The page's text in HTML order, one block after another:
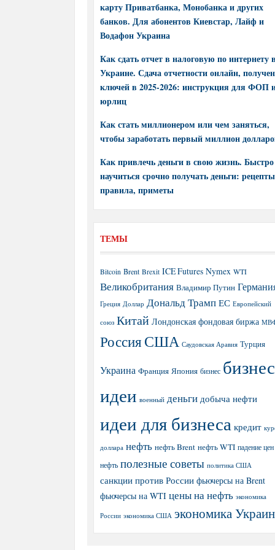
карту Приватбанка, Монобанка и других
банков. Для абонентов Киевстар, Лайф и
Водафон Украина
Как сдать отчет в налоговую по интернету в
Украине. Сдача отчетности онлайн,
ключей в 2025-2026: инструкция для ФОП
юрлиц
Как стать миллионером или чем заняться,
чтобы заработать первый миллион
Как привлечь деньги в свою жизнь. Быстро
научиться срочно получать деньги:
правила, приметы
ТЕМЫ
Bitcoin Brent Brexit ICE Futures Nymex WTI
Великобритания Владимир Путин
Греция Доллар Дональд Трамп ЕС Европейский
союз Китай Лондонская фондовая биржа
РоссияСША Саудовская Аравия Турция
Украина Франция Япония бизнес бизнес
идеи военный деньги добыча нефти
идеи для бизнеса кредит
доллара нефть нефть Brent нефть WTI падение
нефть полезные советы политика США
санкции против России фьючерсы на Brent
фьючерсы на WTI цены на нефть экономика
России экономика США экономика